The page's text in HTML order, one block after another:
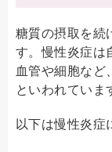
糖質の摂取を続
す。慢性炎症は
血管や細胞など
といわれていま
以下は慢性炎症